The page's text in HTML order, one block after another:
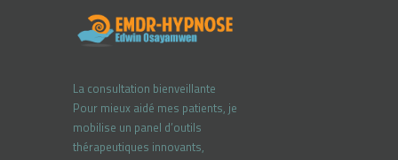
La consultation bienveillante
Pour mieux aidé mes patients, je
mobilise un panel d’outils
thérapeutiques innovants,